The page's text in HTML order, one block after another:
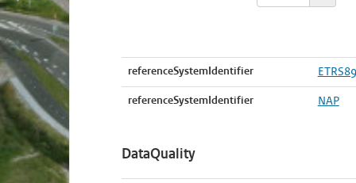
referenceSystemIdentifier ETRS89
referenceSystemIdentifier NAP
DataQuality